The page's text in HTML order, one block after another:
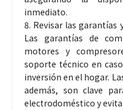
inmediato.
8. Revisar las
Las garantías de
motores y
soporte técnico en
inversión en el hogar.
además, son clave
electrodoméstico y